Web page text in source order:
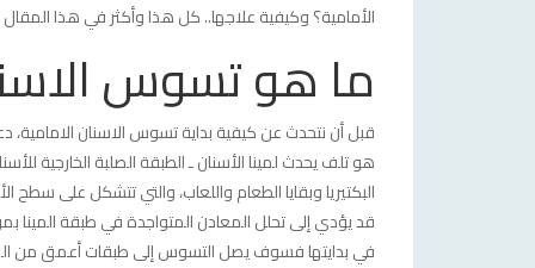
الأمامية؟ وكيفية علاجها.. كل هذا وأكثر في هذا
ما هو تسوس
قبل أن نتحدث عن كيفية بداية تسوس الاسنان
هو تلف يحدث لمينا الأسنان ـ الطبقة الصلبة الخارجية
البكتيريا وبقايا الطعام واللعاب، والتي تتشكل على سطح
قد يؤدي إلى تحلل المعادن المتواجدة في طبقة المينا
في بدايتها فسوف يصل التسوس إلى طبقات أعمق من